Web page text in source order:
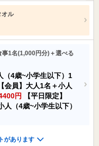
オル
事1名(1,000円分)＋選べる
（4歳~小学生以下）1
会員】大人1名＋小人
円
【平日限定】
人（4歳~小学生以下）
があります